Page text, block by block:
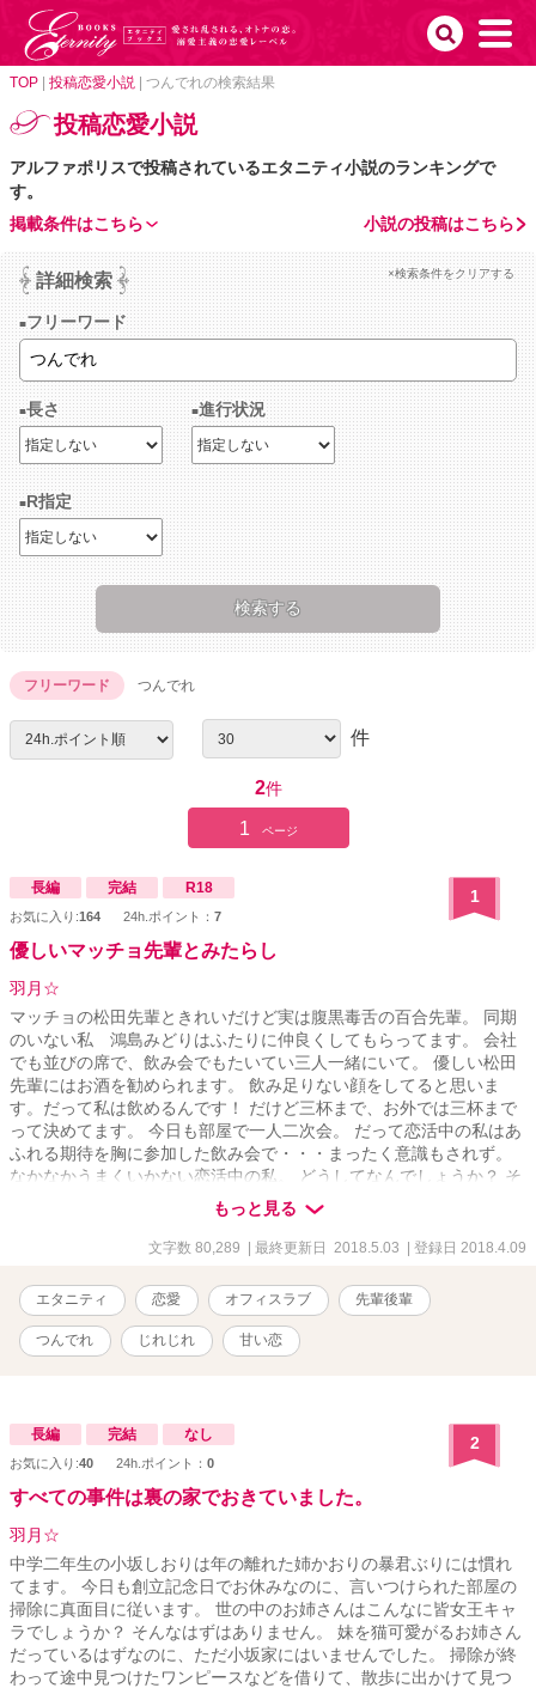
TOP 投稿恋愛小説 つんでれの検索結果
投稿恋愛小説
アルファポリスで投稿されているエタニティ小説のランキングで
す。
小説の投稿はこちら
掲載条件はこちら
詳細検索 ×検索条件をクリアする
フリーワード
長さ 進行状況
R指定
フリーワード つんでれ
件
2件
1 ページ
長編 完結 R18
お気に入り:164 24h.ポイント： 7
1
優しいマッチョ先輩とみたらし
羽月☆
マッチョの松田先輩ときれいだけど実は腹黒毒舌の百合先輩。 同期
のいない私 鴻島みどりはふたりに仲良くしてもらってます。 会社
でも並びの席で、飲み会でもたいてい三人一緒にいて。 優しい松田
先輩にはお酒を勧められます。 飲み足りない顔をしてると思いま
す。だって私は飲めるんです！ だけど三杯まで、お外では三杯まで
って決めてます。 今日も部屋で一人二次会。 だって恋活中の私はあ
ふれる期待を胸に参加した飲み会で・・・まったく意識もされず。
なかなかうまくいかない恋活中の私。 どうしてなんでしょうか？ そ
んなにダメですか？ 長い間掲げていた恋活中の看板、やっと下ろす
ことが出来ます。 緑のちょっと変な恋愛事情の話です。
もっと見る
文字数 80,289 | 最終更新日 2018.5.03 | 登録日 2018.4.09
エタニティ 恋愛 オフィスラブ 先輩後輩
つんでれ じれじれ 甘い恋
長編 完結 なし
お気に入り:40 24h.ポイント： 0
2
すべての事件は裏の家でおきていました。
羽月☆
中学二年生の小坂しおりは年の離れた姉かおりの暴君ぶりには慣れ
てます。 今日も創立記念日でお休みなのに、言いつけられた部屋の
掃除に真面目に従います。 世の中のお姉さんはこんなに皆女王キャ
ラでしょうか？ そんなはずはありません。 妹を猫可愛がるお姉さん
だっているはずなのに、ただ小坂家にはいませんでした。 掃除が終
わって途中見つけたワンピースなどを借りて、散歩に出かけて見つ